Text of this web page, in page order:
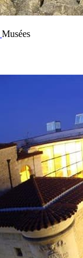
Musées